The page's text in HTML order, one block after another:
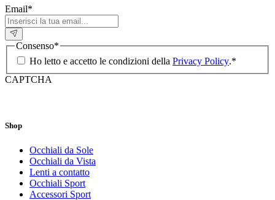
Email*
Consenso*
Ho letto e accetto le condizioni della Privacy Policy.*
CAPTCHA
Shop
Occhiali da Sole
Occhiali da Vista
Lenti a contatto
Occhiali Sport
Accessori Sport